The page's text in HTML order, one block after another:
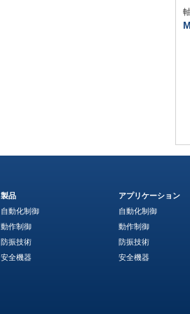
製品
自動化制御
動作制御
防振技術
安全機器
アプリケーション
自動化制御
動作制御
防振技術
安全機器